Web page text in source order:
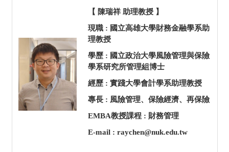
【 陳瑞祥 助理教授 】
現職 : 國立高雄大學財務金融學系助
理教授
學歷 : 國立政治大學風險管理與保險
學系研究所管理組博士
經歷 : 實踐大學會計學系助理教授
專長 : 風險管理、保險經濟、再保險
EMBA教授課程 : 財務管理
E-mail : raychen@nuk.edu.tw